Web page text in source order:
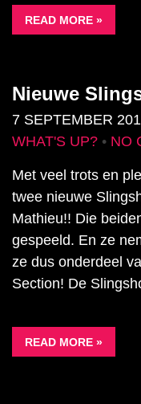
READ MORE »
Nieuwe
7 SEPTEMBER
WHAT'S UP? • NO
Met veel trots en
twee nieuwe
Mathieu!! Die
gespeeld. En ze
ze dus onderdeel
Section! De
READ MORE »